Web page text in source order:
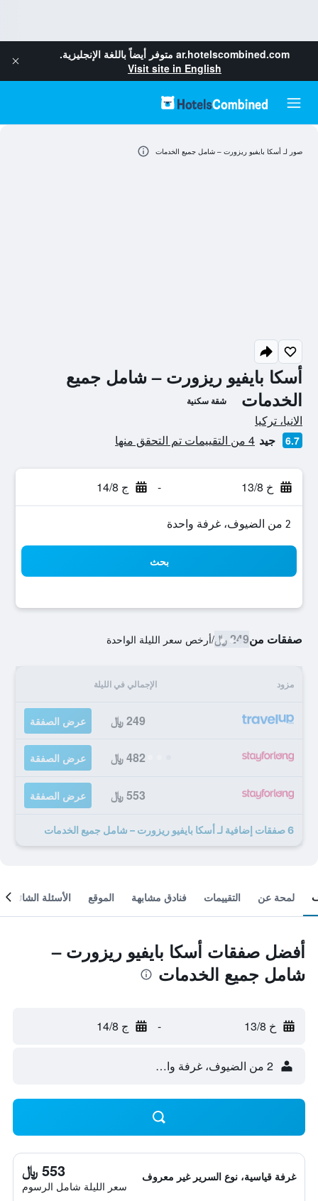
ar.hotelscombined.com متوفر أيضاً باللغة الإنجليزية.
Visit site in English
أسكا بايفيو ريزورت – شامل جميع
الخدمات
شقة سكنية
تقييم فئة 0
الانيا، تركيا
6.7 جيد 4 من التقييمات تم التحقق منها
خ 13/8 - ج 14/8
2 من الضيوف، غرفة واحدة
بحث
صفقات من249 ﷼ /أرخص سعر الليلة الواحدة
مزود الإجمالي في الليلة
249 ﷼ عرض الصفقة
482 ﷼ عرض الصفقة
553 ﷼ عرض الصفقة
6 صفقات إضافية لـ أسكا بايفيو ريزورت – شامل جميع الخدمات
صور لـ أسكا بايفيو ريزورت – شامل جميع الخدمات
لمحة عن التقييمات فنادق مشابهة الموقع الأسئلة الشائعة
أفضل صفقات أسكا بايفيو ريزورت –
شامل جميع الخدمات
خ 13/8 - ج 14/8
2 من الضيوف، غرفة واحدة
غرفة قياسية، نوع السرير غير معروف 553 ﷼
سعر الليلة شامل الرسوم